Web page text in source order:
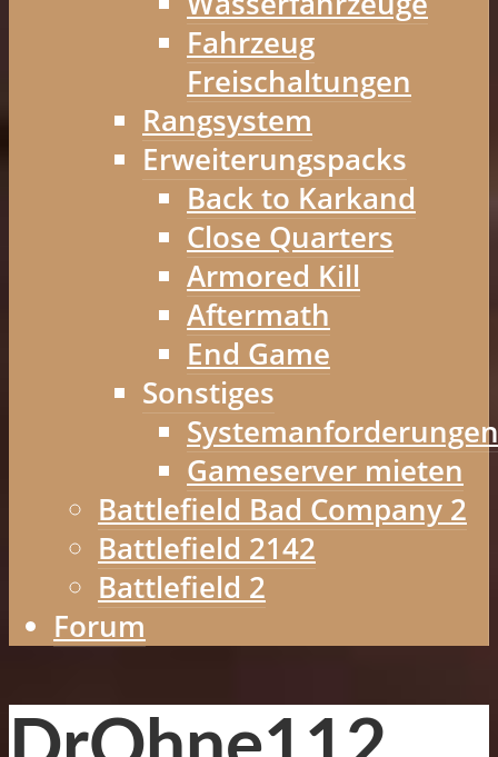
Fahrzeug
Freischaltungen
Rangsystem
Erweiterungspacks
Back to Karkand
Close Quarters
Armored Kill
Aftermath
End Game
Sonstiges
Systemanforderungen
Gameserver mieten
Battlefield Bad Company 2
Battlefield 2142
Battlefield 2
Forum